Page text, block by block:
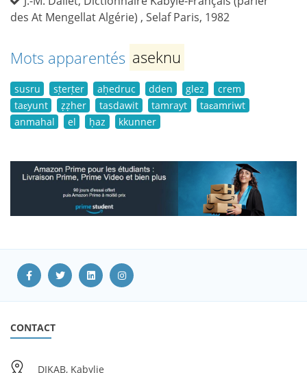
des At Mengellat Algérie) , Selaf Paris, 1982
Mots apparentés aseknu
susru sṭerṭer aḥedruc dden glez
crem
taɛyunt
ẓẓher tasdawit tamrayt
taɛamriwt
anmahal
el ḥaz kkunner
CONTACT
DIKAB, Kabylie